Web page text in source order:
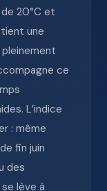
20°C et
une
ce
L’indice
: même
fin juin
des
lève à